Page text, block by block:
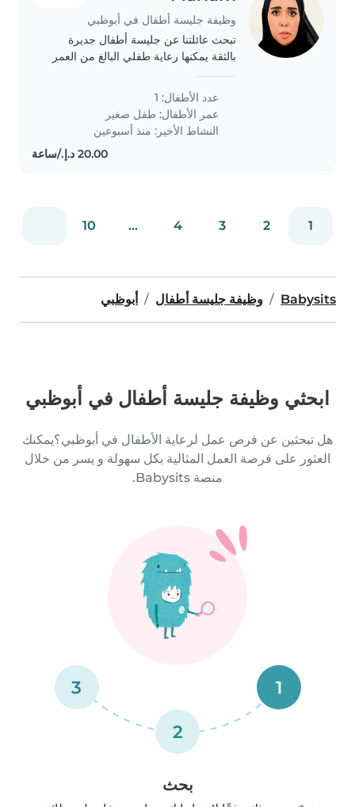
وظيفة جليسة أطفال في أبوظبي
تبحث عائلتنا عن جليسة أطفال جديرة
بالثقة يمكنها رعاية طفلي البالغ من العمر
نفضل أيضاً من لديه الخبرة في التعامل لا
تتردد في الاتصال بي لتحديد..
عدد الأطفال: 1
عمر الأطفال: طفل صغير
النشاط الأخير: منذ أسبوعين
1
2
3
4
...
10
Babysits وظيفة جليسة أطفال أبوظبي
ابحثي وظيفة جليسة أطفال في أبوظبي
هل تبحثين عن فرص عمل لرعاية الأطفال في أبوظبي؟يمكنك
العثور على فرصة العمل المثالية بكل سهولة و يسر من خلال
منصة Babysits.
1
2
3
بحث